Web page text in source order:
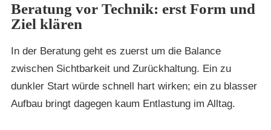
Beratung vor Technik: erst Form und
Ziel klären
In der Beratung geht es zuerst um die Balance
zwischen Sichtbarkeit und Zurückhaltung. Ein zu
dunkler Start würde schnell hart wirken; ein zu blasser
Aufbau bringt dagegen kaum Entlastung im Alltag.